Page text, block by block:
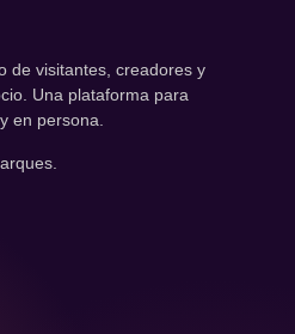
de visitantes, creadores y
Una plataforma para
en persona.